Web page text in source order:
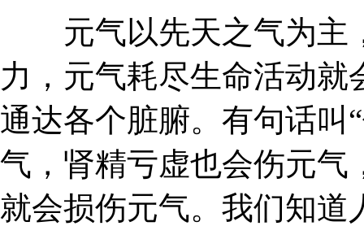
元气以先天之气为主
力，元气耗尽生命活动
通达各个脏腑。有句话叫
气，肾精亏虚也会伤元气
就会损伤元气。我们知道